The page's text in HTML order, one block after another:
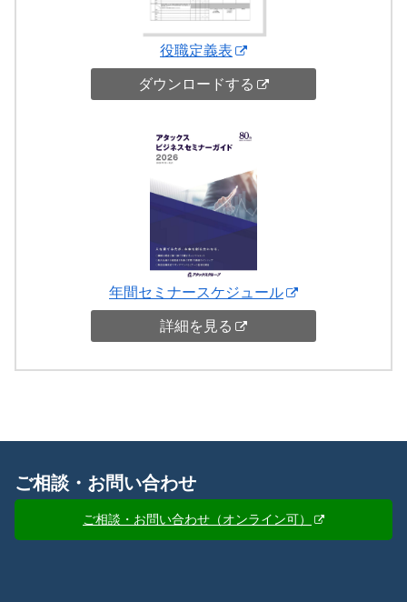
役職定義表
ダウンロードする
年間セミナースケジュール
詳細を見る
ご相談・お問い合わせ
ご相談・お問い合わせ（オンライン可）